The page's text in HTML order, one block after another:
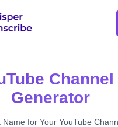
Channel
Generator
for Your YouTube